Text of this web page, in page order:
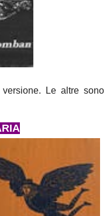
Le altre sono